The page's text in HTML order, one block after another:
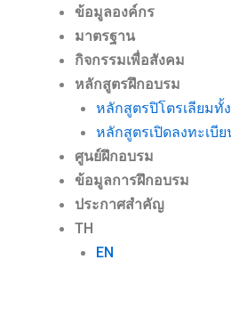
ข้อมูลองค์กร
มาตรฐาน
กิจกรรมเพื่อสังคม
หลักสูตรฝึกอบรม
หลักสูตรปิโตรเลียมทั้
หลักสูตรเปิดลงทะเบีย
ศูนย์ฝึกอบรม
ข้อมูลการฝึกอบรม
ประกาศสำคัญ
TH
EN